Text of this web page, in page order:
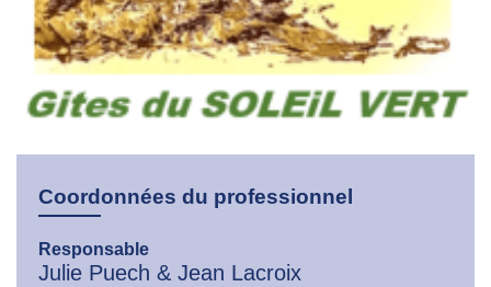
Coordonnées du professionnel
Responsable
Julie Puech & Jean Lacroix